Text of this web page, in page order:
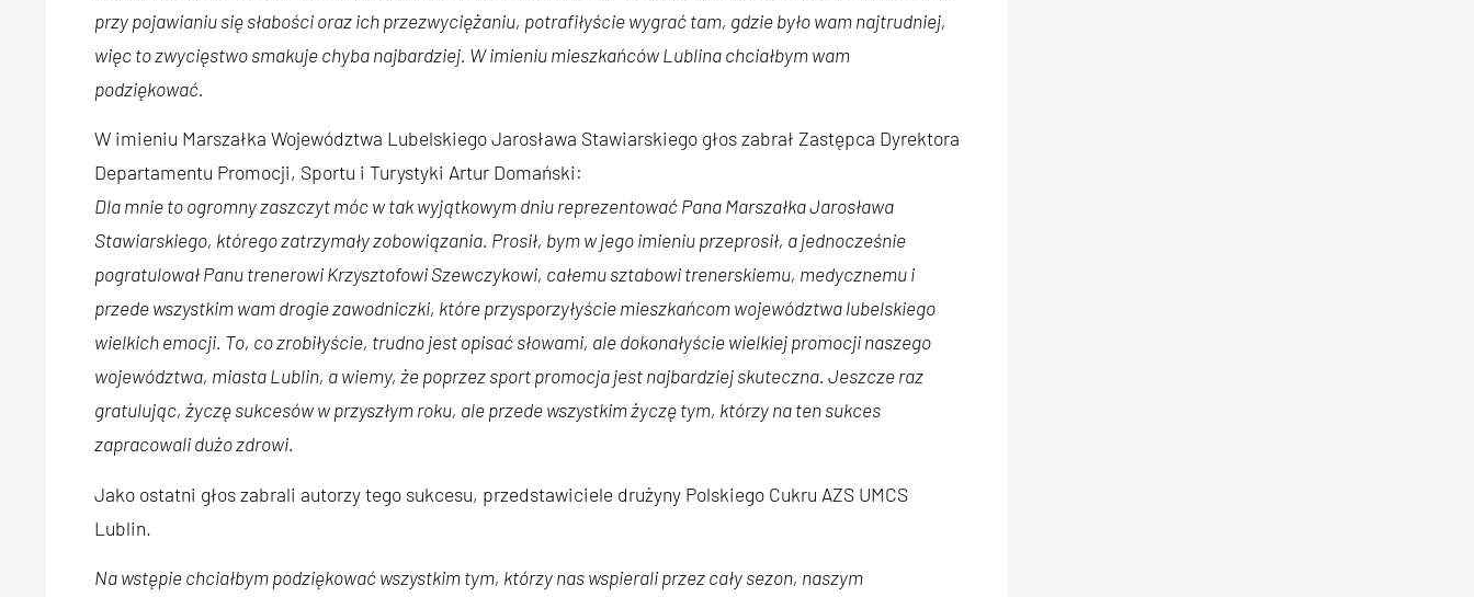
przy pojawianiu się słabości oraz ich przezwyciężaniu, potrafiłyście wygrać tam, gdzie było wam najtrudniej,
więc to zwycięstwo smakuje chyba najbardziej. W imieniu mieszkańców Lublina chciałbym wam
podziękować.
W imieniu Marszałka Województwa Lubelskiego Jarosława Stawiarskiego głos zabrał Zastępca Dyrektora
Departamentu Promocji, Sportu i Turystyki Artur Domański:
Dla mnie to ogromny zaszczyt móc w tak wyjątkowym dniu reprezentować Pana Marszałka Jarosława
Stawiarskiego, którego zatrzymały zobowiązania. Prosił, bym w jego imieniu przeprosił, a jednocześnie
pogratulował Panu trenerowi Krzysztofowi Szewczykowi, całemu sztabowi trenerskiemu, medycznemu i
przede wszystkim wam drogie zawodniczki, które przysporzyłyście mieszkańcom województwa lubelskiego
wielkich emocji. To, co zrobiłyście, trudno jest opisać słowami, ale dokonałyście wielkiej promocji naszego
województwa, miasta Lublin, a wiemy, że poprzez sport promocja jest najbardziej skuteczna. Jeszcze raz
gratulując, życzę sukcesów w przyszłym roku, ale przede wszystkim życzę tym, którzy na ten sukces
zapracowali dużo zdrowi.
Jako ostatni głos zabrali autorzy tego sukcesu, przedstawiciele drużyny Polskiego Cukru AZS UMCS
Lublin.
Na wstępie chciałbym podziękować wszystkim tym, którzy nas wspierali przez cały sezon, naszym